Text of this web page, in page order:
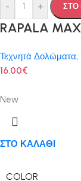
- + ΣΤΟ
RAPALA
Τεχνητά Δολώματα,
16.00€
New
ΣΤΟ ΚΑΛΑΘΙ
COLOR